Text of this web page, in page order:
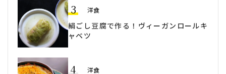
3 洋食
絹ごし豆腐で作る！ヴィーガンロールキ
ャベツ
4 洋食